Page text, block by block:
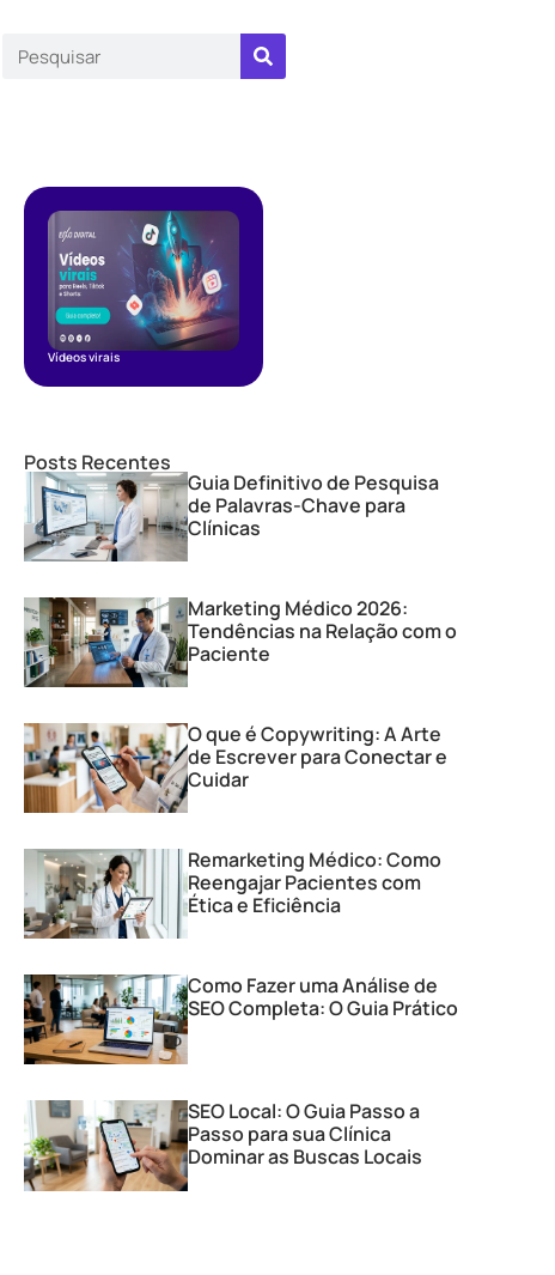
Vídeos virais
Posts Recentes
Guia Definitivo de Pesquisa
de Palavras-Chave para
Clínicas
Marketing Médico 2026:
Tendências na Relação com o
Paciente
O que é Copywriting: A Arte
de Escrever para Conectar e
Cuidar
Remarketing Médico: Como
Reengajar Pacientes com
Ética e Eficiência
Como Fazer uma Análise de
SEO Completa: O Guia Prático
SEO Local: O Guia Passo a
Passo para sua Clínica
Dominar as Buscas Locais